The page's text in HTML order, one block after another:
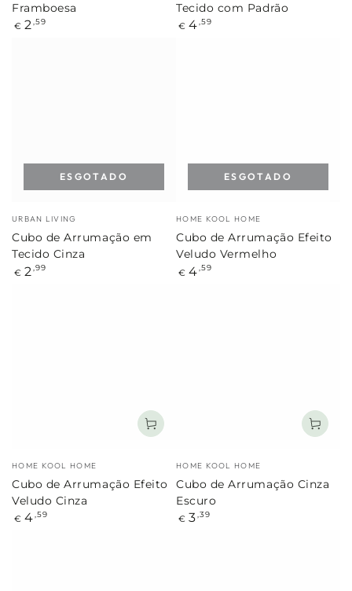
Framboesa
Preço
€ 2 ,59
Tecido com Padrão
Preço
€ 4 ,59
Marca:
URBAN LIVING
Cubo de Arrumação em
Tecido Cinza
Preço
€ 2 ,99
ESGOTADO
Marca:
HOME KOOL HOME
Cubo de Arrumação Efeito
Veludo Vermelho
Preço
€ 4,59
ESGOTADO
Marca:
HOME KOOL HOME
Cubo de Arrumação Efeito
Veludo Cinza
Preço
€ 4 ,59
Marca:
HOME KOOL HOME
Cubo de Arrumação Cinza
Escuro
Preço
€ 3 ,39